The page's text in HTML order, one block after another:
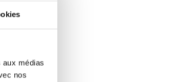
aux médias
nos